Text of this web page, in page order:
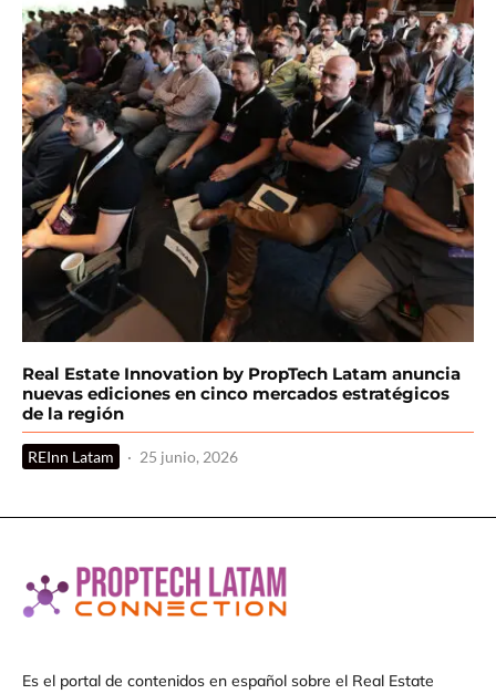
Real Estate Innovation by PropTech Latam anuncia
nuevas ediciones en cinco mercados estratégicos
de la región
REInn Latam · 25 junio, 2026
Es el portal de contenidos en español sobre el Real Estate